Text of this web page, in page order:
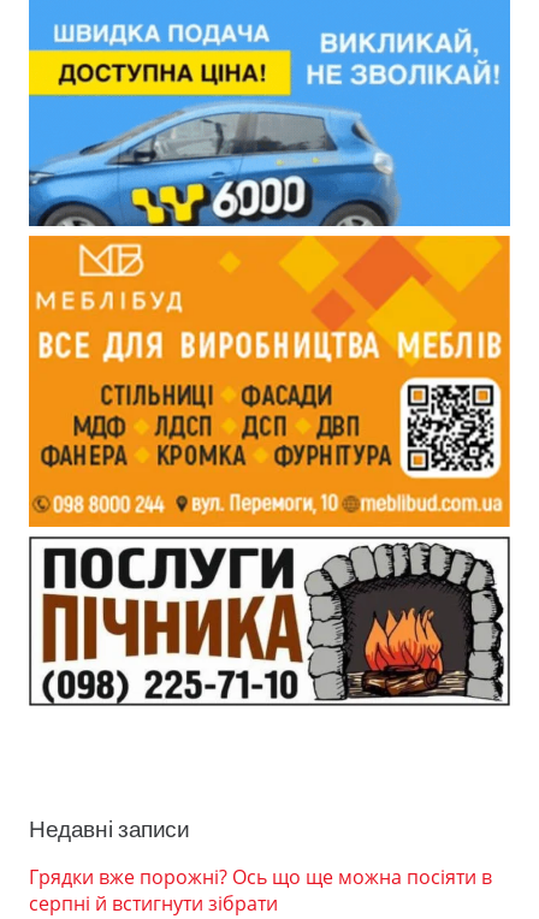
Недавні записи
Грядки вже порожні? Ось що ще можна посіяти в
серпні й встигнути зібрати